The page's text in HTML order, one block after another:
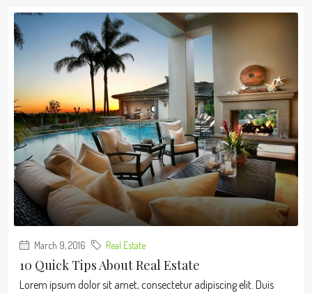
March 9, 2016 Real Estate
10 Quick Tips About Real Estate
Lorem ipsum dolor sit amet, consectetur adipiscing elit. Duis